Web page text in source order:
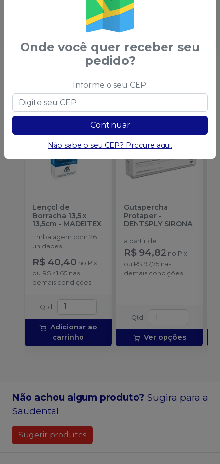
canais radiculares, por meio de alargamento e
limpeza dos mesmos.
Possui alto poder de corte, resistência e boa
Você também pode gostar
desses
Lençol de
Borracha 13,5 x
13,5cm - MADEITEX
Embalagem com 26
unidades.
R$ 40,40 no Pix
ou R$ 41,65 nas
demais condições
Qtd :
Adicionar ao
carrinho
Gutapercha
Protaper-
DENTSPLY SIRONA
a partir de:
R$ 94,82 no Pix
ou R$ 97,75nas
demais condições
Qtd :
Ver opções
Não achou algum produto? Sugira para a
Saudental
Sugerir produtos
Onde você quer receber seu
pedido?
Informe o seu CEP:
Continuar
Não sabe o seu CEP? Procure aqui.